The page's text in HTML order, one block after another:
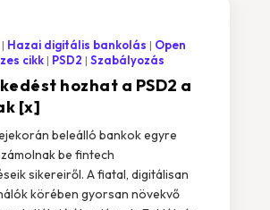
hozhat a PSD2 a
[x]
Hazai digitális bankolás
Open
cikk PSD2 Szabályozás
beleálló bankok egyre
be fintech
sikereiről. A fiatal, digitálisan
körében gyorsan növekvő